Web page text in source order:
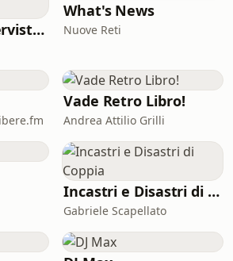
Stories – Le interviste di Omar Schillaci
What's News
Nuove Reti
Vade Retro Libro!
Andrea Attilio Grilli
Incastri e Disastri di Coppia
Gabriele Scapellato